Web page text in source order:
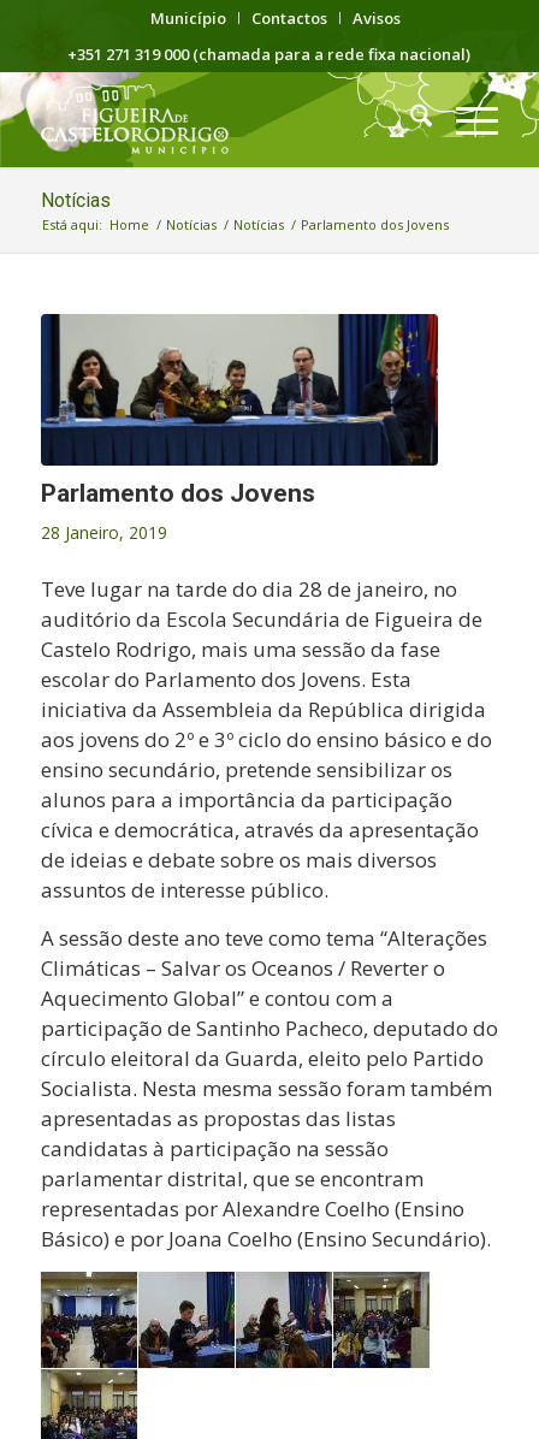
Município Contactos
Avisos
+351 271 319 000 (chamada para a rede fixa nacional)
Notícias
Está aqui: Home / Notícias / Notícias / Parlamento dos Jovens
Parlamento dos Jovens
28 Janeiro, 2019
Teve lugar na tarde do dia 28 de janeiro, no
auditório da Escola Secundária de Figueira de
Castelo Rodrigo, mais uma sessão da fase
escolar do Parlamento dos Jovens. Esta
iniciativa da Assembleia da República dirigida
aos jovens do 2º e 3º ciclo do ensino básico e do
ensino secundário, pretende sensibilizar os
alunos para a importância da participação
cívica e democrática, através da apresentação
de ideias e debate sobre os mais diversos
assuntos de interesse público.
A sessão deste ano teve como tema “Alterações
Climáticas – Salvar os Oceanos / Reverter o
Aquecimento Global” e contou com a
participação de Santinho Pacheco, deputado do
círculo eleitoral da Guarda, eleito pelo Partido
Socialista. Nesta mesma sessão foram também
apresentadas as propostas das listas
candidatas à participação na sessão
parlamentar distrital, que se encontram
representadas por Alexandre Coelho (Ensino
Básico) e por Joana Coelho (Ensino Secundário).